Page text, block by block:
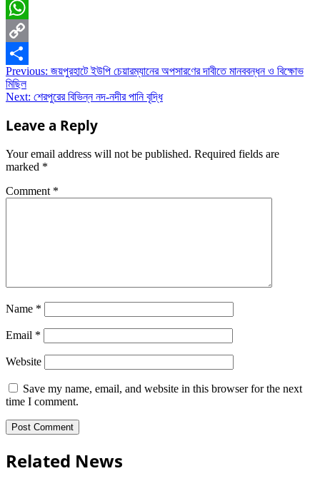
Email
WhatsApp
Copy
Link
Share
Post
navigation
Previous: জয়পুরহাটে ইউপি চেয়ারম্যানের অপসারণের দাবীতে মানববন্ধন ও বিক্ষোভ
মিছিল
Next: শেরপুরের বিভিন্ন নদ-নদীর পানি বৃদ্ধি
Leave a Reply
Your email address will not be published. Required fields are
marked *
Comment *
Name *
Email *
Website
Save my name, email, and website in this browser for the next
time I comment.
Related News